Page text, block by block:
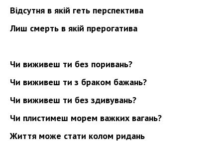
Відсутня в якій геть перспектива
Лиш смерть в якій прерогатива
Чи виживеш ти без поривань?
Чи виживеш ти з браком бажань?
Чи виживеш ти без здивувань?
Чи плистимеш морем важких вагань?
Життя може стати колом ридань